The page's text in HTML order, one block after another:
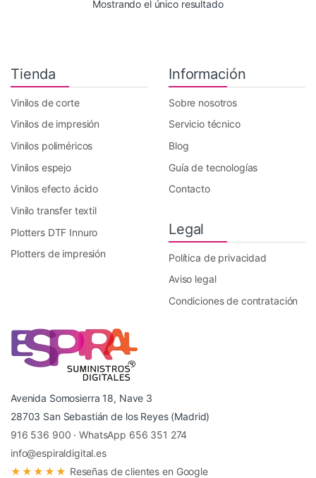
Mostrando el único resultado
Tienda
Vinilos de corte
Vinilos de impresión
Vinilos poliméricos
Vinilos espejo
Vinilos efecto ácido
Vinilo transfer textil
Plotters DTF Innuro
Plotters de impresión
Información
Sobre nosotros
Servicio técnico
Blog
Guía de tecnologías
Contacto
Legal
Política de privacidad
Aviso legal
Condiciones de contratación
Avenida Somosierra 18, Nave 3
28703 San Sebastián de los Reyes (Madrid)
916 536 900 ·WhatsApp 656 351 274
info@espiraldigital.es
★★★★★ Reseñas de clientes en Google